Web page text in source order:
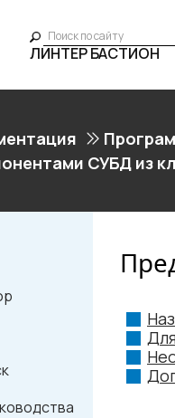
ЛИНТЕР БАСТИОН
СУБД из